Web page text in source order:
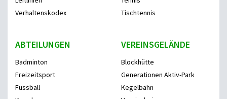
Verhaltenskodex
Tischtennis
ABTEILUNGEN
Badminton
Freizeitsport
Fussball
VEREINSGELÄNDE
Blockhütte
Generationen Aktiv-Park
Kegelbahn